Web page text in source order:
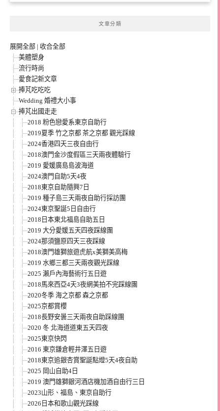
文章分類
展開全部 | 收合全部
美體塑身
流行時尚
愛食記新文章
捧芃吃吃吃
Wedding 婚禮大小事
捧芃出國走走
2018 粉色戀愛系東京自助行
2019夏季 竹之京都 茶之京都 觀光踩線
2024香港四天三夜自由行
2018澳門金沙度假區三天兩夜體驗行
2019 愛媛廣島島波海道
2024澳門自助5天4夜
2018東京自助隨興7日
2019 種子島三天兩夜自助行採訪團
2024東京聖誕5日自由行
2018日本東北福島自助五日
2019 大分愛媛五天四夜踩線團
2024那須鹽原四天三夜踩線
2018澳門雄獅旅遊虎航x美獅美高梅
2019 水鄉三都三天兩夜觀光踩線
2025 瀨戶內海藝術行五日遊
2018馬來西亞4天3夜網美拍不完踩線團
2020冬季 海之京都 森之京都
2025京都賞櫻
2018長野安曇三天兩夜自助踩線團
2020 冬 北海道道東五天四夜
2025東京快閃
2016 東京鎌倉輕井澤五日遊
2018東京追銀杏賞聖誕點燈5天4夜自助
2025 岡山自助4日
2019 澳門雄獅銀河酒店機加酒自由行三日
2023山形、福島、東京自助行
2026日本和歌山觀光踩線